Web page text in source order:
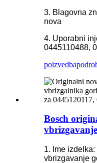
3. Blagovna
nova
4. Uporabni
0445110488,
poizvedba
Bosch
1. Ime
vbrizgavanje